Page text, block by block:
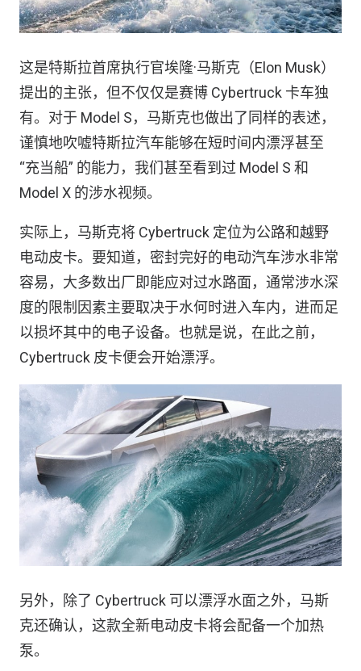
这是特斯拉首席执行官埃隆·马斯克（Elon Musk）
提出的主张，但不仅仅是赛博 Cyber​​truck 卡车独
有。对于 Model S，马斯克也做出了同样的表述，
谨慎地吹嘘特斯拉汽车能够在短时间内漂浮甚至
“充当船” 的能力，我们甚至看到过 Model S 和
Model X 的涉水视频。
实际上，马斯克将 Cybertruck 定位为公路和越野
电动皮卡。要知道，密封完好的电动汽车涉水非常
容易，大多数出厂即能应对过水路面，通常涉水深
度的限制因素主要取决于水何时进入车内，进而足
以损坏其中的电子设备。也就是说，在此之前，
Cybertruck 皮卡便会开始漂浮。
另外，除了 Cybertruck 可以漂浮水面之外，马斯
克还确认，这款全新电动皮卡将会配备一个加热
泵。